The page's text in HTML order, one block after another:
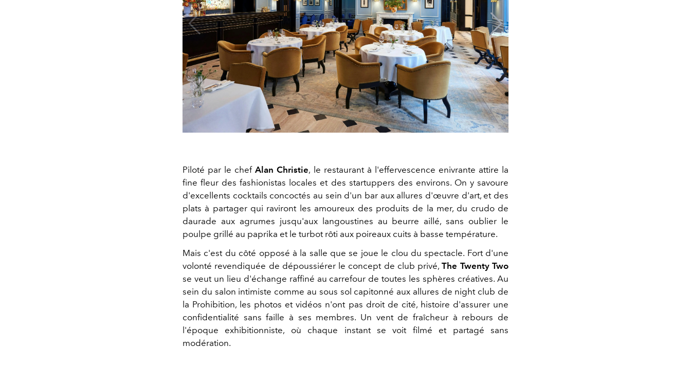
Piloté par le chefAlan Christie, le restaurant à l'effervescence enivrante attire la
fine fleur des fashionistas locales et des startuppers des environs. On y savoure
d'excellents cocktails concoctés au sein d'un bar aux allures d'œuvre d'art, et des
plats à partager qui raviront les amoureux des produits de la mer, du crudo de
daurade aux agrumes jusqu'aux langoustines au beurre aillé, sans oublier le
poulpe grillé au paprika et le turbot rôti aux poireaux cuits à basse température.
Mais c'est du côté opposé à la salle que se joue le clou du spectacle. Fort d'une
volonté revendiquée de dépoussiérer le concept de club privé,The Twenty Two
se veut un lieu d'échange raffiné au carrefour de toutes les sphères créatives. Au
sein du salon intimiste comme au sous sol capitonné aux allures de night club de
la Prohibition, les photos et vidéos n'ont pas droit de cité, histoire d'assurer une
confidentialité sans faille à ses membres. Un vent de fraîcheur à rebours de
l'époque exhibitionniste, où chaque instant se voit filmé et partagé sans
modération.